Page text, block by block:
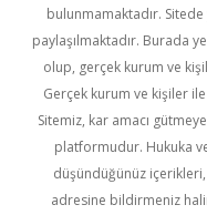
bulunmamaktadır. Sitede
paylaşılmaktadır. Burada
olup, gerçek kurum ve
Gerçek kurum ve kişiler
Sitemiz, kar amacı
platformudur. Hukuka
düşündüğünüz içerikleri,
adresine bildirmeniz